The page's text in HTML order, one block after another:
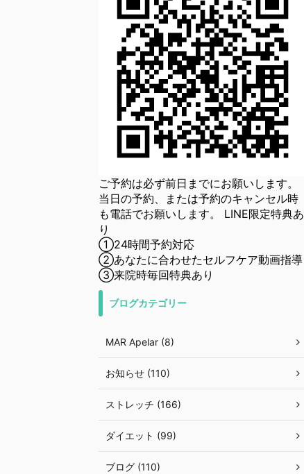
ご予約は必ず前日までにお願いします。
当日の予約、または予約のキャンセル時
も電話でお願いします。 LINE限定特典あ
り
①24時間予約対応
②あなたに合わせたセルフケア動画指導
③来院時毎回特典あり
ブログカテゴリー
MAR Apelar (8)
お知らせ (110)
ストレッチ (166)
ダイエット (99)
ブログ (110)